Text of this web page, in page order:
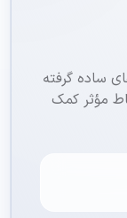
ساده گرفته
مؤثر کمک